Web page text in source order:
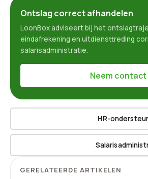
Ontslag correct afhandelen
LoonBox adviseert bij het
eindafrekening en uitdiensttreding
salarisadministratie.
Neem
HR-
GERELATEERDE ARTIKELEN